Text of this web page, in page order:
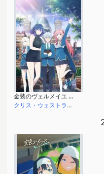
金装のヴェルメイユ ～崖っぷち魔術師は最強の厄災と魔法世界を突き進む～
クリス・ウェストランド